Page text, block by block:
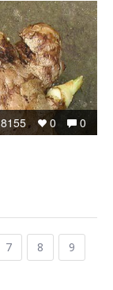
0
0
8155
7 8
9